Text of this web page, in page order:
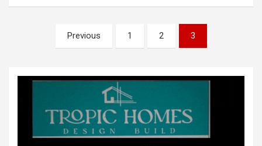
pagination
Previous 1 2 3